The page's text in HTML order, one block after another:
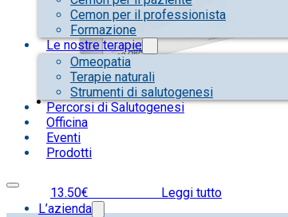
Cemon per il professionista
Formazione
Le nostre terapie
Omeopatia
Terapie naturali
Strumenti di salutogenesi
Percorsi di Salutogenesi
Officina
Eventi
Prodotti
L’azienda
13.50€ Leggi tutto